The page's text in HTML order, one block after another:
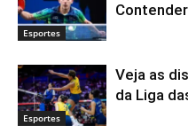
Esportes
Esportes
Veja as
da Liga